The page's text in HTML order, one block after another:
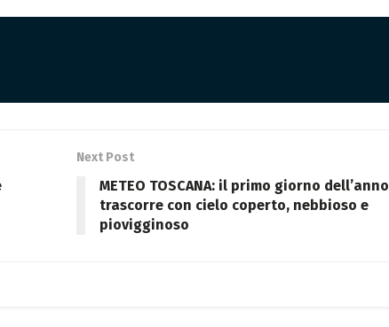
Next Post
METEO TOSCANA: il primo giorno dell’anno
trascorre con cielo coperto, nebbioso e
piovigginoso